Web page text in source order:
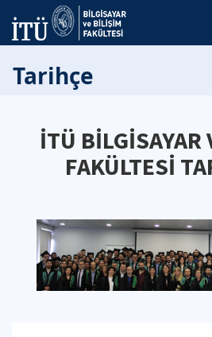
Tarihçe
İTÜ BİLGİSAYAR
FAKÜLTESİ